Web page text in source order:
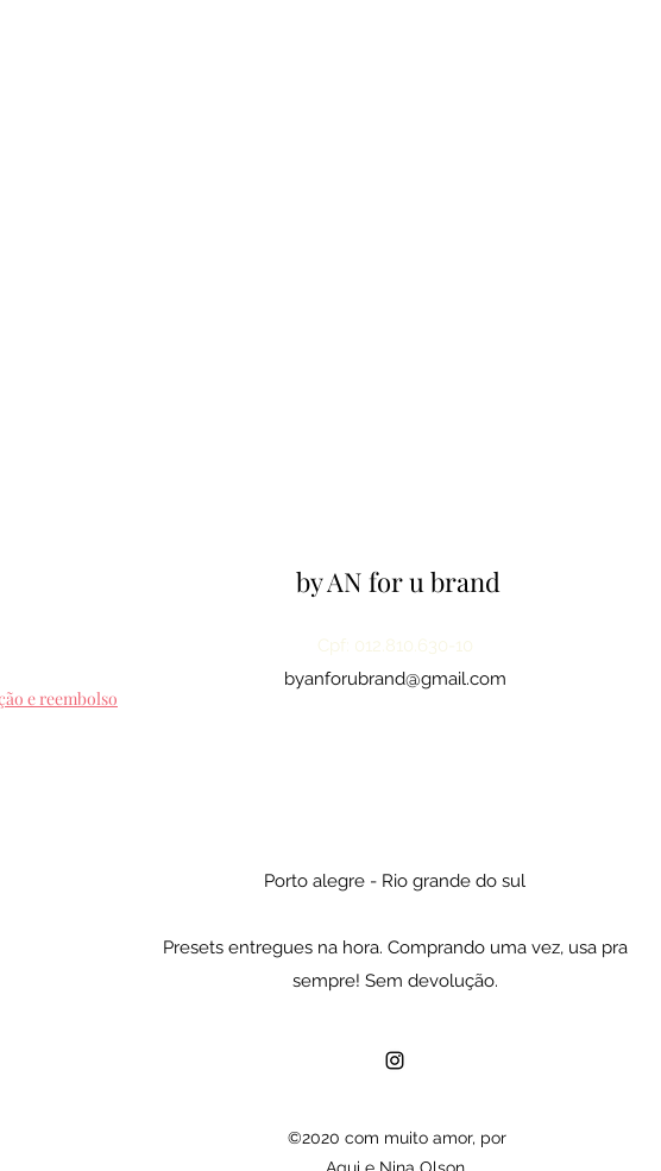
by AN for u brand
e reembolso
Cpf: 012.810.630-10
byanforubrand@gmail.com
Porto alegre - Rio grande do sul
Presets entregues na hora. Comprando uma vez, usa pra
sempre! Sem devolução.
©2020 com muito amor, por